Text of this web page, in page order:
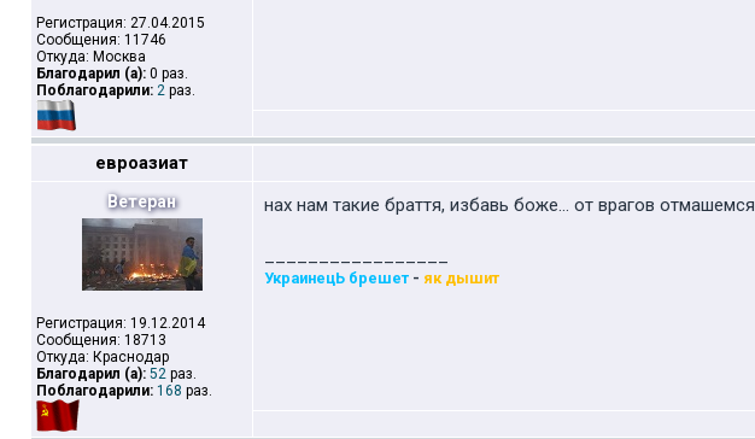
Регистрация: 27.04.2015
Сообщения: 11746
Откуда: Москва
Благодарил (а): 0 раз.
Поблагодарили: 2 раз.
евроазиат
Ветеран
Регистрация: 19.12.2014
Сообщения: 18713
Откуда: Краснодар
Благодарил (а): 52 раз.
Поблагодарили: 168 раз.
нах нам такие браття, избавь боже... от врагов отмашемся
УкраинецЬ брешет - як дышит